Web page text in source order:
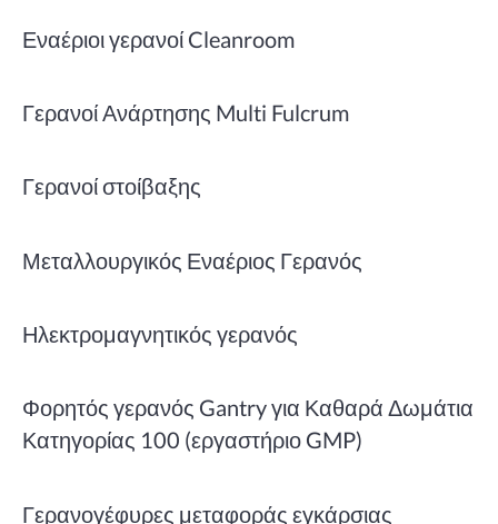
Εναέριοι γερανοί Cleanroom
Γερανοί Ανάρτησης Multi Fulcrum
Γερανοί στοίβαξης
Μεταλλουργικός Εναέριος Γερανός
Ηλεκτρομαγνητικός γερανός
Φορητός γερανός Gantry για Καθαρά Δωμάτια
Κατηγορίας 100 (εργαστήριο GMP)
Γερανογέφυρες μεταφοράς εγκάρσιας